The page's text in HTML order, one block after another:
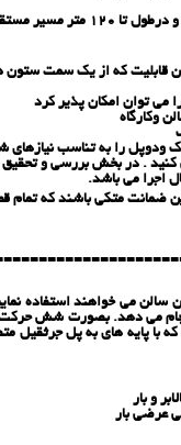
قابلیت كه از یك سمت
می توان امكان پذیر كرد
وكارگاه
را به تناسب نیازهای
. در بخش بررسی و تحقیق
اجرا می باشد.
متکی باشند که تمام
می خواهند استفاده
می دهد. بصورت شش
با پایه های به پل
عرضی بار